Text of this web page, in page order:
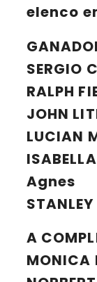
elenco
SERGIO
RALPH
JOHN
LUCIAN
Agnes
A
MONICA